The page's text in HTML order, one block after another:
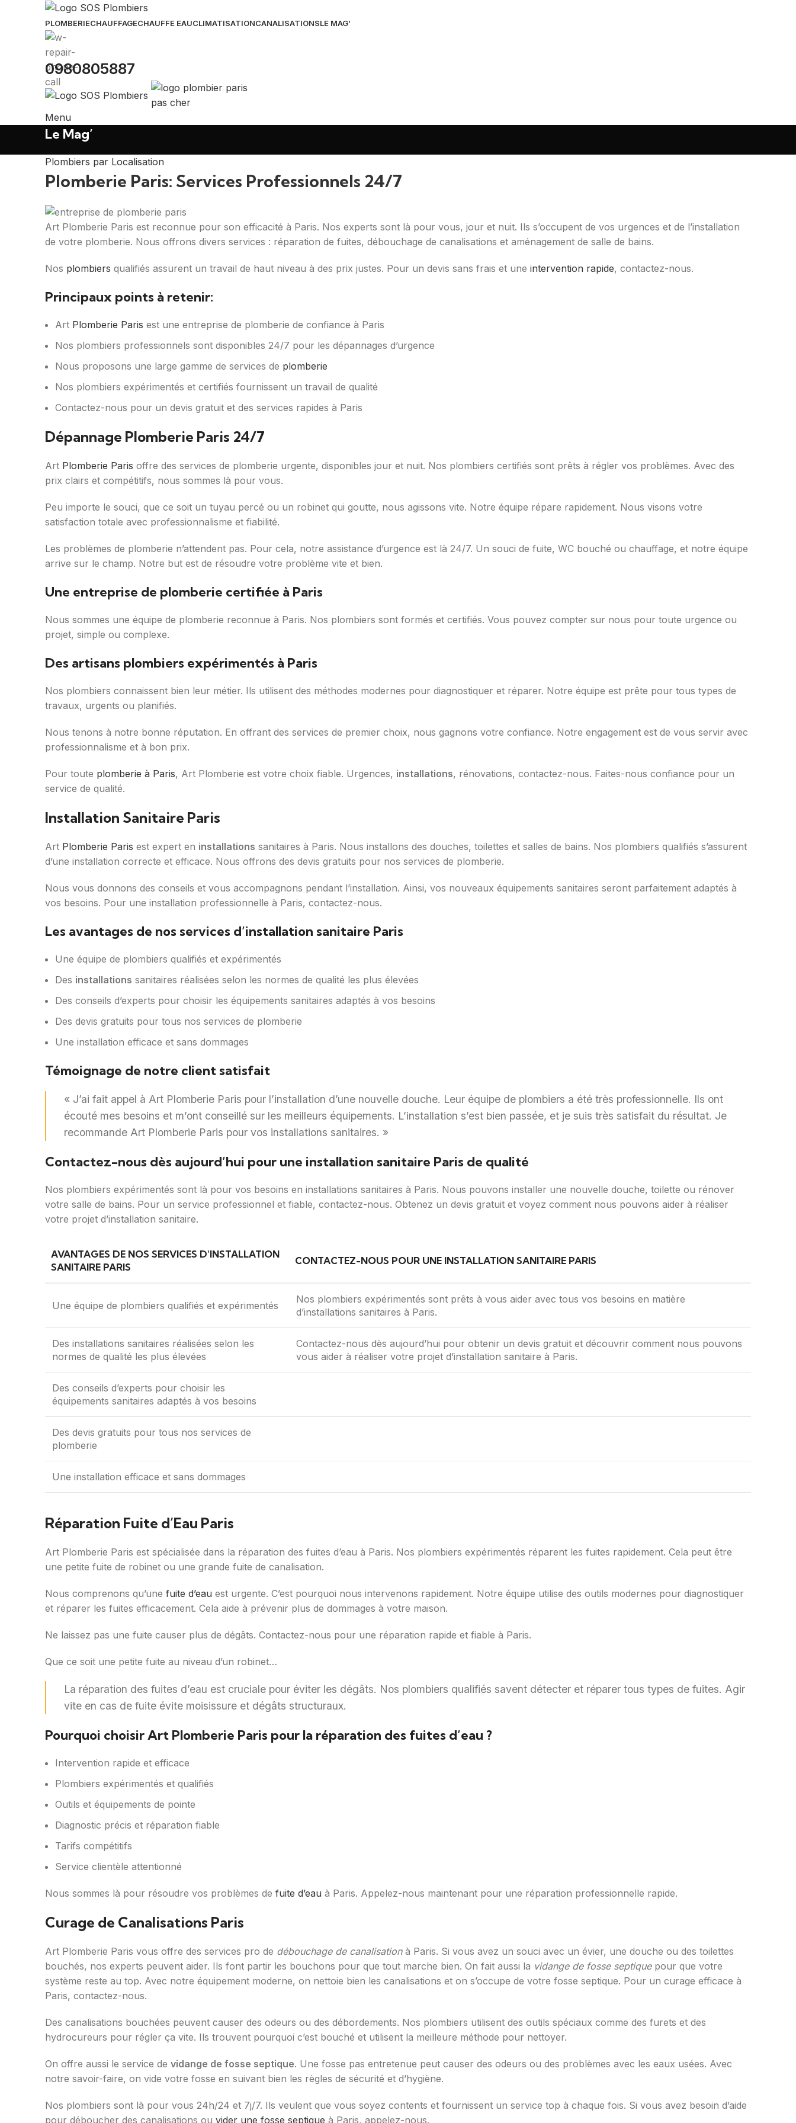
PLOMBERIECHAUFFAGECHAUFFE EAUCLIMATISATIONCANALISATIONSLE MAG’
0980805887
Menu
Le Mag’
Plombiers par Localisation
Plomberie Paris: Services Professionnels 24/7
Art Plomberie Paris est reconnue pour son efficacité à Paris. Nos experts sont là pour vous, jour et nuit. Ils s’occupent de vos urgences et de l’installation
de votre plomberie. Nous offrons divers services : réparation de fuites, débouchage de canalisations et aménagement de salle de bains.
Nos plombiers qualifiés assurent un travail de haut niveau à des prix justes. Pour un devis sans frais et une intervention rapide, contactez-nous.
Principaux points à retenir:
Art Plomberie Paris est une entreprise de plomberie de confiance à Paris
Nos plombiers professionnels sont disponibles 24/7 pour les dépannages d’urgence
Nous proposons une large gamme de services de plomberie
Nos plombiers expérimentés et certifiés fournissent un travail de qualité
Contactez-nous pour un devis gratuit et des services rapides à Paris
Dépannage Plomberie Paris 24/7
Art Plomberie Paris offre des services de plomberie urgente, disponibles jour et nuit. Nos plombiers certifiés sont prêts à régler vos problèmes. Avec des
prix clairs et compétitifs, nous sommes là pour vous.
Peu importe le souci, que ce soit un tuyau percé ou un robinet qui goutte, nous agissons vite. Notre équipe répare rapidement. Nous visons votre
satisfaction totale avec professionnalisme et fiabilité.
Les problèmes de plomberie n’attendent pas. Pour cela, notre assistance d’urgence est là 24/7. Un souci de fuite, WC bouché ou chauffage, et notre équipe
arrive sur le champ. Notre but est de résoudre votre problème vite et bien.
Une entreprise de plomberie certifiée à Paris
Nous sommes une équipe de plomberie reconnue à Paris. Nos plombiers sont formés et certifiés. Vous pouvez compter sur nous pour toute urgence ou
projet, simple ou complexe.
Des artisans plombiers expérimentés à Paris
Nos plombiers connaissent bien leur métier. Ils utilisent des méthodes modernes pour diagnostiquer et réparer. Notre équipe est prête pour tous types de
travaux, urgents ou planifiés.
Nous tenons à notre bonne réputation. En offrant des services de premier choix, nous gagnons votre confiance. Notre engagement est de vous servir avec
professionnalisme et à bon prix.
Pour toute plomberie à Paris, Art Plomberie est votre choix fiable. Urgences, installations, rénovations, contactez-nous. Faites-nous confiance pour un
service de qualité.
Installation Sanitaire Paris
Art Plomberie Paris est expert en installations sanitaires à Paris. Nous installons des douches, toilettes et salles de bains. Nos plombiers qualifiés s’assurent
d’une installation correcte et efficace. Nous offrons des devis gratuits pour nos services de plomberie.
Nous vous donnons des conseils et vous accompagnons pendant l’installation. Ainsi, vos nouveaux équipements sanitaires seront parfaitement adaptés à
vos besoins. Pour une installation professionnelle à Paris, contactez-nous.
Les avantages de nos services d’installation sanitaire Paris
Une équipe de plombiers qualifiés et expérimentés
Des installations sanitaires réalisées selon les normes de qualité les plus élevées
Des conseils d’experts pour choisir les équipements sanitaires adaptés à vos besoins
Des devis gratuits pour tous nos services de plomberie
Une installation efficace et sans dommages
Témoignage de notre client satisfait
« J’ai fait appel à Art Plomberie Paris pour l’installation d’une nouvelle douche. Leur équipe de plombiers a été très professionnelle. Ils ont
écouté mes besoins et m’ont conseillé sur les meilleurs équipements. L’installation s’est bien passée, et je suis très satisfait du résultat. Je
recommande Art Plomberie Paris pour vos installations sanitaires. »
Contactez-nous dès aujourd’hui pour une installation sanitaire Paris de qualité
Nos plombiers expérimentés sont là pour vos besoins en installations sanitaires à Paris. Nous pouvons installer une nouvelle douche, toilette ou rénover
votre salle de bains. Pour un service professionnel et fiable, contactez-nous. Obtenez un devis gratuit et voyez comment nous pouvons aider à réaliser
votre projet d’installation sanitaire.
AVANTAGES DE NOS SERVICES D’INSTALLATION
SANITAIRE PARIS
CONTACTEZ-NOUS POUR UNE INSTALLATION SANITAIRE PARIS
Une équipe de plombiers qualifiés et expérimentés
Nos plombiers expérimentés sont prêts à vous aider avec tous vos besoins en matière
d’installations sanitaires à Paris.
Des installations sanitaires réalisées selon les
normes de qualité les plus élevées
Contactez-nous dès aujourd’hui pour obtenir un devis gratuit et découvrir comment nous pouvons
vous aider à réaliser votre projet d’installation sanitaire à Paris.
Des conseils d’experts pour choisir les
équipements sanitaires adaptés à vos besoins
Des devis gratuits pour tous nos services de
plomberie
Une installation efficace et sans dommages
Réparation Fuite d’Eau Paris
Art Plomberie Paris est spécialisée dans la réparation des fuites d’eau à Paris. Nos plombiers expérimentés réparent les fuites rapidement. Cela peut être
une petite fuite de robinet ou une grande fuite de canalisation.
Nous comprenons qu’une fuite d’eau est urgente. C’est pourquoi nous intervenons rapidement. Notre équipe utilise des outils modernes pour diagnostiquer
et réparer les fuites efficacement. Cela aide à prévenir plus de dommages à votre maison.
Ne laissez pas une fuite causer plus de dégâts. Contactez-nous pour une réparation rapide et fiable à Paris.
Que ce soit une petite fuite au niveau d’un robinet…
La réparation des fuites d’eau est cruciale pour éviter les dégâts. Nos plombiers qualifiés savent détecter et réparer tous types de fuites. Agir
vite en cas de fuite évite moisissure et dégâts structuraux.
Pourquoi choisir Art Plomberie Paris pour la réparation des fuites d’eau ?
Intervention rapide et efficace
Plombiers expérimentés et qualifiés
Outils et équipements de pointe
Diagnostic précis et réparation fiable
Tarifs compétitifs
Service clientèle attentionné
Nous sommes là pour résoudre vos problèmes de fuite d’eau à Paris. Appelez-nous maintenant pour une réparation professionnelle rapide.
Curage de Canalisations Paris
Art Plomberie Paris vous offre des services pro de débouchage de canalisationà Paris. Si vous avez un souci avec un évier, une douche ou des toilettes
bouchés, nos experts peuvent aider. Ils font partir les bouchons pour que tout marche bien. On fait aussi la vidange de fosse septiquepour que votre
système reste au top. Avec notre équipement moderne, on nettoie bien les canalisations et on s’occupe de votre fosse septique. Pour un curage efficace à
Paris, contactez-nous.
Des canalisations bouchées peuvent causer des odeurs ou des débordements. Nos plombiers utilisent des outils spéciaux comme des furets et des
hydrocureurs pour régler ça vite. Ils trouvent pourquoi c’est bouché et utilisent la meilleure méthode pour nettoyer.
On offre aussi le service de vidange de fosse septique. Une fosse pas entretenue peut causer des odeurs ou des problèmes avec les eaux usées. Avec
notre savoir-faire, on vide votre fosse en suivant bien les règles de sécurité et d’hygiène.
Nos plombiers sont là pour vous 24h/24 et 7j/7. Ils veulent que vous soyez contents et fournissent un service top à chaque fois. Si vous avez besoin d’aide
pour déboucher des canalisations ou vider une fosse septique à Paris, appelez-nous.